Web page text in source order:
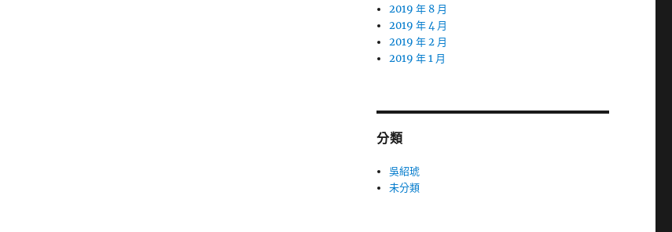
2019 年 8 月
2019 年 4 月
2019 年 2 月
2019 年 1 月
分類
吳紹琥
未分類